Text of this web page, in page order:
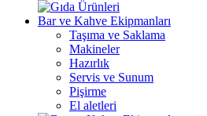
Bar ve Kahve Ekipmanları
Taşıma ve Saklama
Makineler
Hazırlık
Servis ve Sunum
Pişirme
El aletleri